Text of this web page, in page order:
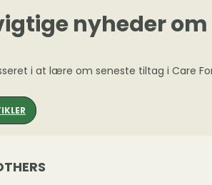
nyheder om
i at lære om seneste tiltag i Care